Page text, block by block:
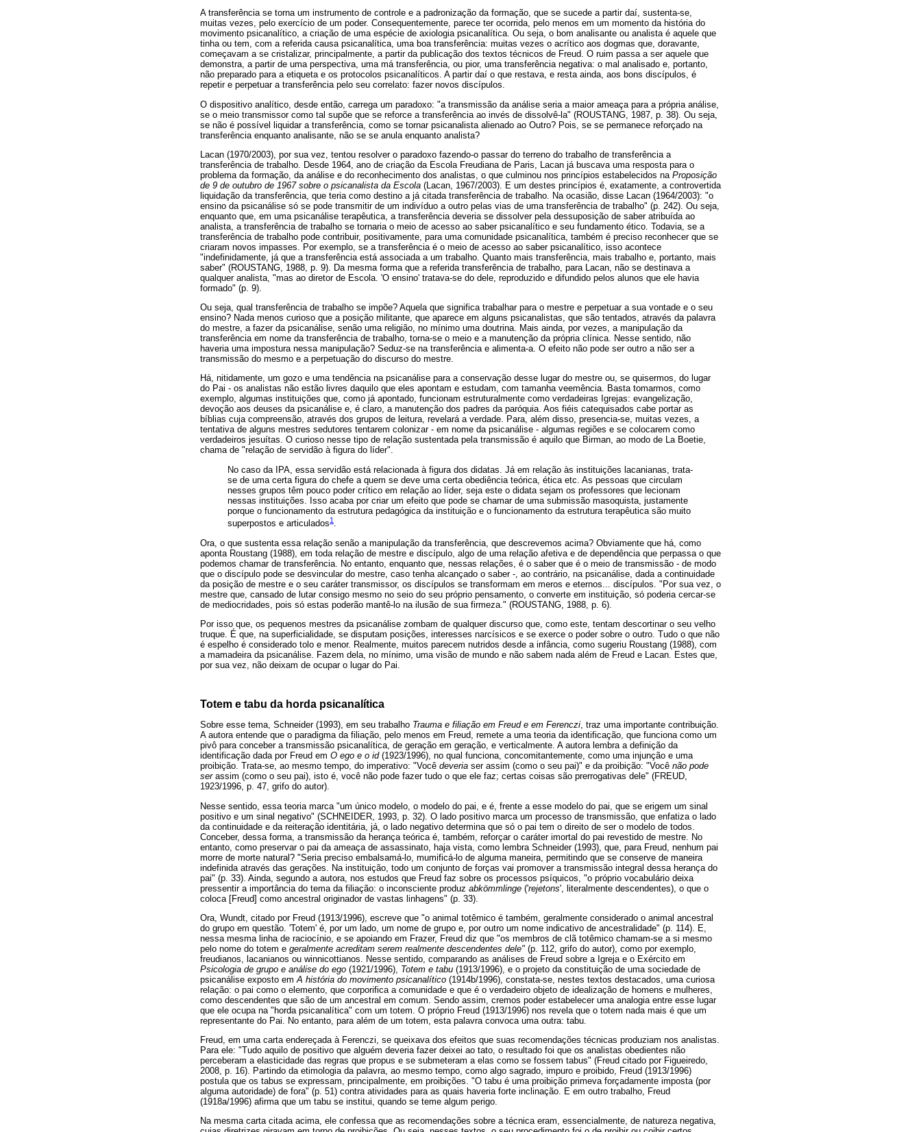
A transferência se torna um instrumento de controle e a padronização da formação, que se sucede a partir daí, sustenta-se,
muitas vezes, pelo exercício de um poder. Consequentemente, parece ter ocorrida, pelo menos em um momento da história do
movimento psicanalítico, a criação de uma espécie de axiologia psicanalítica. Ou seja, o bom analisante ou analista é aquele que
tinha ou tem, com a referida causa psicanalítica, uma boa transferência: muitas vezes o acrítico aos dogmas que, doravante,
começavam a se cristalizar, principalmente, a partir da publicação dos textos técnicos de Freud. O ruim passa a ser aquele que
demonstra, a partir de uma perspectiva, uma má transferência, ou pior, uma transferência negativa: o mal analisado e, portanto,
não preparado para a etiqueta e os protocolos psicanalíticos. A partir daí o que restava, e resta ainda, aos bons discípulos, é
repetir e perpetuar a transferência pelo seu correlato: fazer novos discípulos.
O dispositivo analítico, desde então, carrega um paradoxo: "a transmissão da análise seria a maior ameaça para a própria análise,
se o meio transmissor como tal supõe que se reforce a transferência ao invés de dissolvê-la" (ROUSTANG, 1987, p. 38). Ou seja,
se não é possível liquidar a transferência, como se tornar psicanalista alienado ao Outro? Pois, se se permanece reforçado na
transferência enquanto analisante, não se se anula enquanto analista?
Lacan (1970/2003), por sua vez, tentou resolver o paradoxo fazendo-o passar do terreno do trabalho de transferência a
transferência de trabalho. Desde 1964, ano de criação da Escola Freudiana de Paris, Lacan já buscava uma resposta para o
problema da formação, da análise e do reconhecimento dos analistas, o que culminou nos princípios estabelecidos na Proposição
de 9 de outubro de 1967 sobre o psicanalista da Escola (Lacan, 1967/2003). E um destes princípios é, exatamente, a controvertida
liquidação da transferência, que teria como destino a já citada transferência de trabalho. Na ocasião, disse Lacan (1964/2003): "o
ensino da psicanálise só se pode transmitir de um indivíduo a outro pelas vias de uma transferência de trabalho" (p. 242). Ou seja,
enquanto que, em uma psicanálise terapêutica, a transferência deveria se dissolver pela dessuposição de saber atribuída ao
analista, a transferência de trabalho se tornaria o meio de acesso ao saber psicanalítico e seu fundamento ético. Todavia, se a
transferência de trabalho pode contribuir, positivamente, para uma comunidade psicanalítica, também é preciso reconhecer que se
criaram novos impasses. Por exemplo, se a transferência é o meio de acesso ao saber psicanalítico, isso acontece
"indefinidamente, já que a transferência está associada a um trabalho. Quanto mais transferência, mais trabalho e, portanto, mais
saber" (ROUSTANG, 1988, p. 9). Da mesma forma que a referida transferência de trabalho, para Lacan, não se destinava a
qualquer analista, "mas ao diretor de Escola. 'O ensino' tratava-se do dele, reproduzido e difundido pelos alunos que ele havia
formado" (p. 9).
Ou seja, qual transferência de trabalho se impõe? Aquela que significa trabalhar para o mestre e perpetuar a sua vontade e o seu
ensino? Nada menos curioso que a posição militante, que aparece em alguns psicanalistas, que são tentados, através da palavra
do mestre, a fazer da psicanálise, senão uma religião, no mínimo uma doutrina. Mais ainda, por vezes, a manipulação da
transferência em nome da transferência de trabalho, torna-se o meio e a manutenção da própria clínica. Nesse sentido, não
haveria uma impostura nessa manipulação? Seduz-se na transferência e alimenta-a. O efeito não pode ser outro a não ser a
transmissão do mesmo e a perpetuação do discurso do mestre.
Há, nitidamente, um gozo e uma tendência na psicanálise para a conservação desse lugar do mestre ou, se quisermos, do lugar
do Pai - os analistas não estão livres daquilo que eles apontam e estudam, com tamanha veemência. Basta tomarmos, como
exemplo, algumas instituições que, como já apontado, funcionam estruturalmente como verdadeiras Igrejas: evangelização,
devoção aos deuses da psicanálise e, é claro, a manutenção dos padres da paróquia. Aos fiéis catequisados cabe portar as
bíblias cuja compreensão, através dos grupos de leitura, revelará a verdade. Para, além disso, presencia-se, muitas vezes, a
tentativa de alguns mestres sedutores tentarem colonizar - em nome da psicanálise - algumas regiões e se colocarem como
verdadeiros jesuítas. O curioso nesse tipo de relação sustentada pela transmissão é aquilo que Birman, ao modo de La Boetie,
chama de "relação de servidão à figura do líder".
No caso da IPA, essa servidão está relacionada à figura dos didatas. Já em relação às instituições lacanianas, trata-
se de uma certa figura do chefe a quem se deve uma certa obediência teórica, ética etc. As pessoas que circulam
nesses grupos têm pouco poder crítico em relação ao líder, seja este o didata sejam os professores que lecionam
nessas instituições. Isso acaba por criar um efeito que pode se chamar de uma submissão masoquista, justamente
porque o funcionamento da estrutura pedagógica da instituição e o funcionamento da estrutura terapêutica são muito
superpostos e articulados1 .
Ora, o que sustenta essa relação senão a manipulação da transferência, que descrevemos acima? Obviamente que há, como
aponta Roustang (1988), em toda relação de mestre e discípulo, algo de uma relação afetiva e de dependência que perpassa o que
podemos chamar de transferência. No entanto, enquanto que, nessas relações, é o saber que é o meio de transmissão - de modo
que o discípulo pode se desvincular do mestre, caso tenha alcançado o saber -, ao contrário, na psicanálise, dada a continuidade
da posição de mestre e o seu caráter transmissor, os discípulos se transformam em meros e eternos... discípulos. "Por sua vez, o
mestre que, cansado de lutar consigo mesmo no seio do seu próprio pensamento, o converte em instituição, só poderia cercar-se
de mediocridades, pois só estas poderão mantê-lo na ilusão de sua firmeza." (ROUSTANG, 1988, p. 6).
Por isso que, os pequenos mestres da psicanálise zombam de qualquer discurso que, como este, tentam descortinar o seu velho
truque. É que, na superficialidade, se disputam posições, interesses narcísicos e se exerce o poder sobre o outro. Tudo o que não
é espelho é considerado tolo e menor. Realmente, muitos parecem nutridos desde a infância, como sugeriu Roustang (1988), com
a mamadeira da psicanálise. Fazem dela, no mínimo, uma visão de mundo e não sabem nada além de Freud e Lacan. Estes que,
por sua vez, não deixam de ocupar o lugar do Pai.
Totem e tabu da horda psicanalítica
Sobre esse tema, Schneider (1993), em seu trabalho Trauma e filiação em Freud e em Ferenczi, traz uma importante contribuição.
A autora entende que o paradigma da filiação, pelo menos em Freud, remete a uma teoria da identificação, que funciona como um
pivô para conceber a transmissão psicanalítica, de geração em geração, e verticalmente. A autora lembra a definição da
identificação dada por Freud em O ego e o id(1923/1996), no qual funciona, concomitantemente, como uma injunção e uma
proibição. Trata-se, ao mesmo tempo, do imperativo: "Você deveria ser assim (como o seu pai)" e da proibição: "Você não pode
ser assim (como o seu pai), isto é, você não pode fazer tudo o que ele faz; certas coisas são prerrogativas dele" (FREUD,
1923/1996, p. 47, grifo do autor).
Nesse sentido, essa teoria marca "um único modelo, o modelo do pai, e é, frente a esse modelo do pai, que se erigem um sinal
positivo e um sinal negativo" (SCHNEIDER, 1993, p. 32). O lado positivo marca um processo de transmissão, que enfatiza o lado
da continuidade e da reiteração identitária, já, o lado negativo determina que só o pai tem o direito de ser o modelo de todos.
Conceber, dessa forma, a transmissão da herança teórica é, também, reforçar o caráter imortal do pai revestido de mestre. No
entanto, como preservar o pai da ameaça de assassinato, haja vista, como lembra Schneider (1993), que, para Freud, nenhum pai
morre de morte natural? "Seria preciso embalsamá-lo, mumificá-lo de alguma maneira, permitindo que se conserve de maneira
indefinida através das gerações. Na instituição, todo um conjunto de forças vai promover a transmissão integral dessa herança do
pai" (p. 33). Ainda, segundo a autora, nos estudos que Freud faz sobre os processos psíquicos, "o próprio vocabulário deixa
pressentir a importância do tema da filiação: o inconsciente produz abkömmlinge ('rejetons', literalmente descendentes), o que o
coloca [Freud] como ancestral originador de vastas linhagens" (p. 33).
Ora, Wundt, citado por Freud (1913/1996), escreve que "o animal totêmico é também, geralmente considerado o animal ancestral
do grupo em questão. 'Totem' é, por um lado, um nome de grupo e, por outro um nome indicativo de ancestralidade" (p. 114). E,
nessa mesma linha de raciocínio, e se apoiando em Frazer, Freud diz que "os membros de clã totêmico chamam-se a si mesmo
pelo nome do totem e geralmente acreditam serem realmente descendentes dele" (p. 112, grifo do autor), como por exemplo,
freudianos, lacanianos ou winnicottianos. Nesse sentido, comparando as análises de Freud sobre a Igreja e o Exército em
Psicologia de grupo e análise do ego (1921/1996), Totem e tabu (1913/1996), e o projeto da constituição de uma sociedade de
psicanálise exposto em A história do movimento psicanalítico (1914b/1996), constata-se, nestes textos destacados, uma curiosa
relação: o pai como o elemento, que corporifica a comunidade e que é o verdadeiro objeto de idealização de homens e mulheres,
como descendentes que são de um ancestral em comum. Sendo assim, cremos poder estabelecer uma analogia entre esse lugar
que ele ocupa na "horda psicanalítica" com um totem. O próprio Freud (1913/1996) nos revela que o totem nada mais é que um
representante do Pai. No entanto, para além de um totem, esta palavra convoca uma outra: tabu.
Freud, em uma carta endereçada à Ferenczi, se queixava dos efeitos que suas recomendações técnicas produziam nos analistas.
Para ele: "Tudo aquilo de positivo que alguém deveria fazer deixei ao tato, o resultado foi que os analistas obedientes não
perceberam a elasticidade das regras que propus e se submeteram a elas como se fossem tabus" (Freud citado por Figueiredo,
2008, p. 16). Partindo da etimologia da palavra, ao mesmo tempo, como algo sagrado, impuro e proibido, Freud (1913/1996)
postula que os tabus se expressam, principalmente, em proibições. "O tabu é uma proibição primeva forçadamente imposta (por
alguma autoridade) de fora" (p. 51) contra atividades para as quais haveria forte inclinação. E em outro trabalho, Freud
(1918a/1996) afirma que um tabu se institui, quando se teme algum perigo.
Na mesma carta citada acima, ele confessa que as recomendações sobre a técnica eram, essencialmente, de natureza negativa,